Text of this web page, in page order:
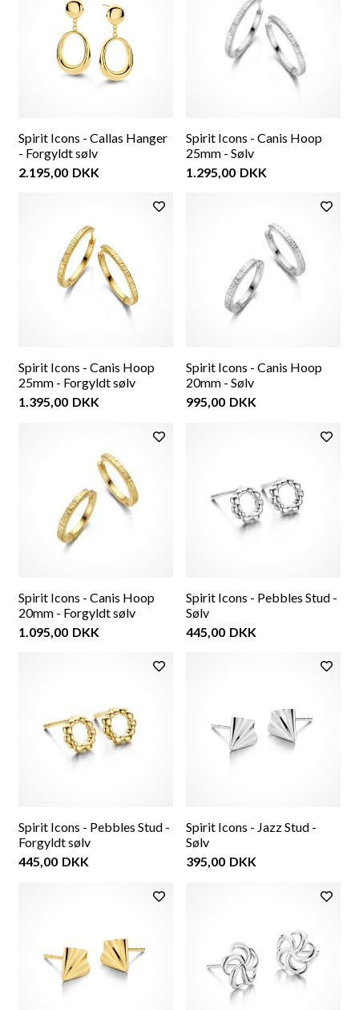
Spirit Icons - Callas Hanger
- Forgyldt sølv
2.195,00 DKK
Spirit Icons - Canis Hoop
25mm - Sølv
1.295,00 DKK
Spirit Icons - Canis Hoop
25mm - Forgyldt sølv
1.395,00 DKK
Spirit Icons - Canis Hoop
20mm - Sølv
995,00 DKK
Spirit Icons - Canis Hoop
20mm - Forgyldt sølv
1.095,00 DKK
Spirit Icons - Pebbles Stud -
Sølv
445,00 DKK
Spirit Icons - Pebbles Stud -
Forgyldt sølv
445,00 DKK
Spirit Icons - Jazz Stud -
Sølv
395,00 DKK